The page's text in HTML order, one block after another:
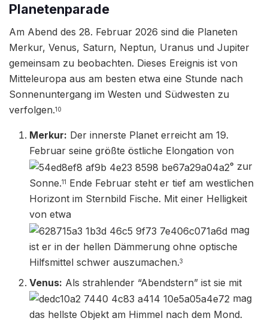
Planetenparade
Am Abend des 28. Februar 2026 sind die Planeten
Merkur, Venus, Saturn, Neptun, Uranus und Jupiter
gemeinsam zu beobachten. Dieses Ereignis ist von
Mitteleuropa aus am besten etwa eine Stunde nach
Sonnenuntergang im Westen und Südwesten zu
verfolgen.10
Merkur: Der innerste Planet erreicht am 19.
Februar seine größte östliche Elongation von
° zur
Sonne.11
Ende Februar steht er tief am westlichen
Horizont im Sternbild Fische. Mit einer Helligkeit
von etwa
mag
ist er in der hellen Dämmerung ohne optische
Hilfsmittel schwer auszumachen.3
Venus: Als strahlender “Abendstern” ist sie mit
mag
das hellste Objekt am Himmel nach dem Mond.